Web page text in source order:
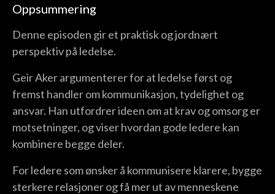
Oppsummering
Denne episoden gir et praktisk og jordnært
perspektiv på ledelse.
Geir Aker argumenterer for at ledelse først og
fremst handler om kommunikasjon, tydelighet og
ansvar. Han utfordrer ideen om at krav og omsorg er
motsetninger, og viser hvordan gode ledere kan
kombinere begge deler.
For ledere som ønsker å kommunisere klarere, bygge
sterkere relasjoner og få mer ut av menneskene